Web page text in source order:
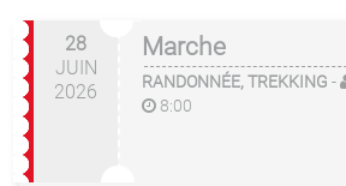
28
JUIN
2026
Marche
RANDONNÉE, TREKKING -
8:00